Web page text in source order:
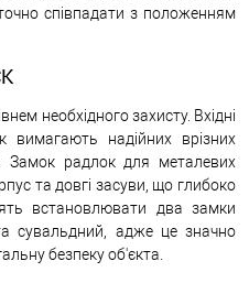
співпадати з положенням
необхідного захисту. Вхідні
вимагають надійних врізних
Замок радлок для металевих
та довгі засуви, що глибоко
встановлювати два замки
сувальдний, адже це значно
безпеку об'єкта.